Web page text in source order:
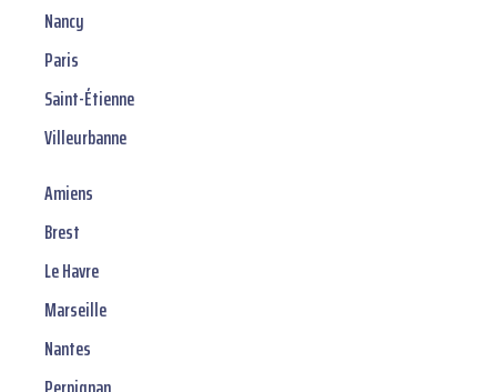
Nancy
Paris
Saint-Étienne
Villeurbanne
Amiens
Brest
Le Havre
Marseille
Nantes